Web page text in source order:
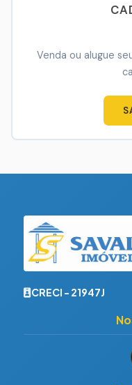
Venda ou alugue
CRECI - 21947J